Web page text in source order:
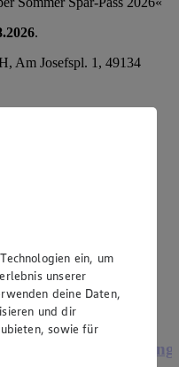
.
Am Josefspl. 1, 49134
Am Josefspl. 1, 49134
oder pikant
ein, um
unserer
deine Daten,
und dir
sowie für